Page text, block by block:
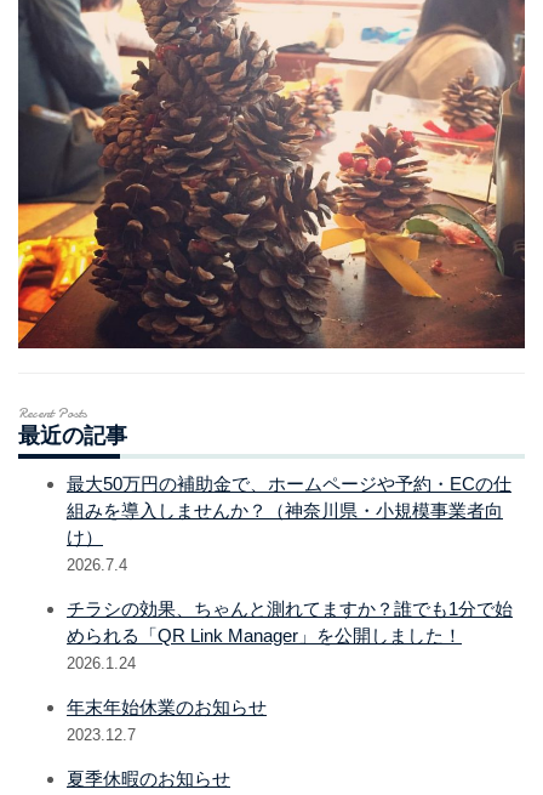
Recent Posts
最近の記事
最大50万円の補助金で、ホームページや予約・ECの仕
組みを導入しませんか？（神奈川県・小規模事業者向
け）
2026.7.4
チラシの効果、ちゃんと測れてますか？誰でも1分で始
められる「QR Link Manager」を公開しました！
2026.1.24
年末年始休業のお知らせ
2023.12.7
夏季休暇のお知らせ